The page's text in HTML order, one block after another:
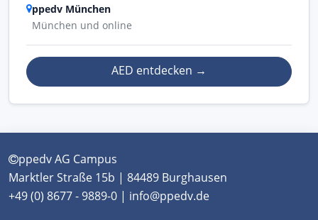
ppedv München
München und online
AED entdecken →
ppedv AG Campus
Marktler Straße 15b | 84489 Burghausen
+49 (0) 8677 - 9889-0 | info@ppedv.de